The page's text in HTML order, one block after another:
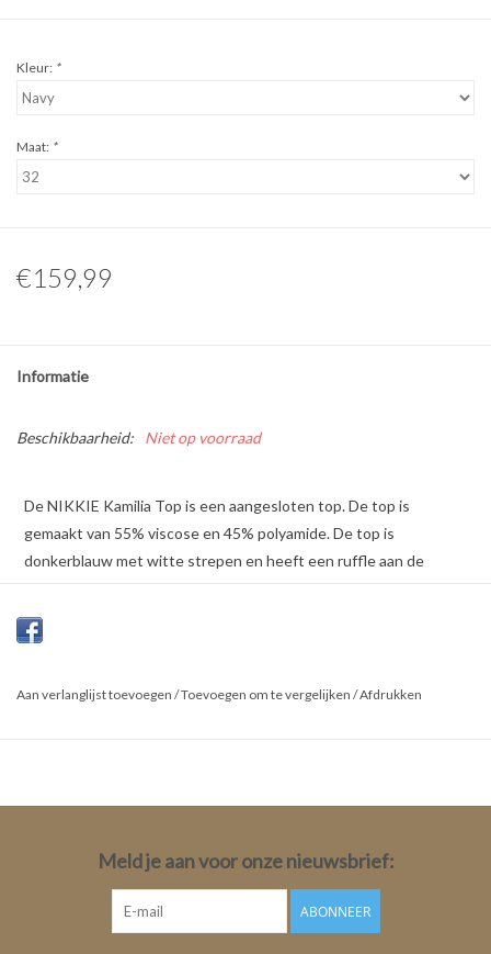
Kleur: *
Maat: *
€159,99
Informatie
Beschikbaarheid: Niet op voorraad
De NIKKIE Kamilia Top is een aangesloten top. De top is
gemaakt van 55% viscose en 45% polyamide. De top is
donkerblauw met witte strepen en heeft een ruffle aan de
Kleur: Navy
Mouwlengte maat 34: 72cm
Aan verlanglijst toevoegen /Toevoegen om te vergelijken /Afdrukken
Meld je aan voor onze nieuwsbrief:
ABONNEER